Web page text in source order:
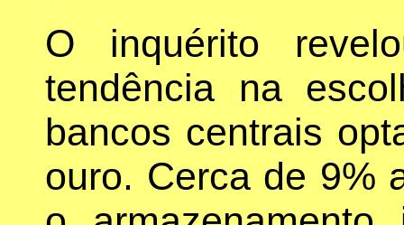
O inquérito
tendência na
bancos centrais
ouro. Cerca de 9%